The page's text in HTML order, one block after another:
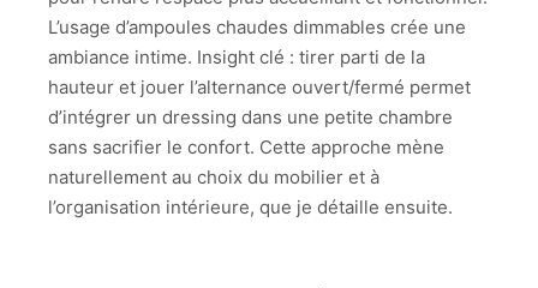
L’usage d’ampoules chaudes dimmables crée une
ambiance intime. Insight clé : tirer parti de la
hauteur et jouer l’alternance ouvert/fermé permet
d’intégrer un dressing dans une petite chambre
sans sacrifier le confort. Cette approche mène
naturellement au choix du mobilier et à
l’organisation intérieure, que je détaille ensuite.